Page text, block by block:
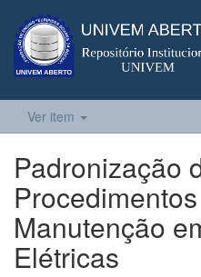
Ver item
Padronização
Manutenção
Elétricas